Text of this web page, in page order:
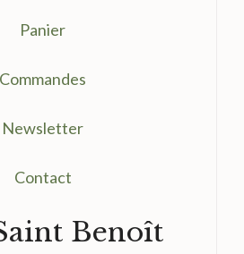
Panier
Commandes
Newsletter
Contact
Benoît